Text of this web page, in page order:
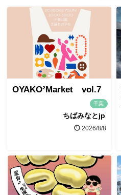
OYAKO²Market vol.7
千葉
ちばみなとjp
2026/8/8